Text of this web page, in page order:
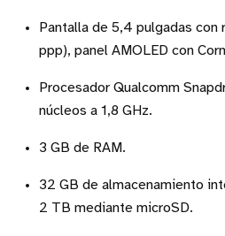
Pantalla de 5,4 pulgadas
ppp), panel AMOLED con
Procesador Qualcomm
núcleos a 1,8 GHz.
3 GB de RAM.
32 GB de almacenamiento
2 TB mediante microSD.